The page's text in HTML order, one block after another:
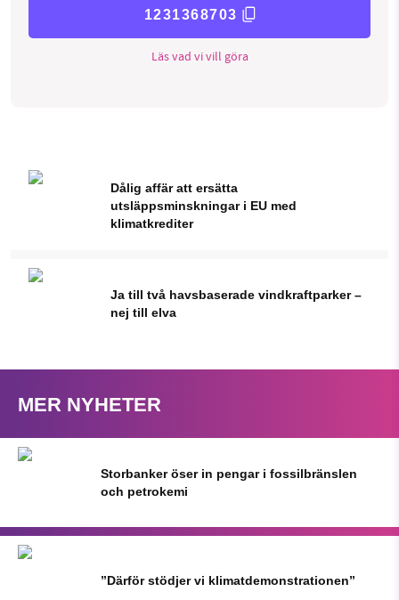
1231368703
Läs vad vi vill göra
Dålig affär att ersätta
utsläppsminskningar i EU med
klimatkrediter
Ja till två havsbaserade vindkraftparker –
nej till elva
MER NYHETER
Storbanker öser in pengar i fossilbränslen
och petrokemi
”Därför stödjer vi klimatdemonstrationen”